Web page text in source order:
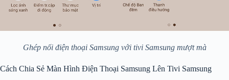
Ghép nối điện thoại Samsung với tivi Samsung mượt mà
Cách Chia Sẻ Màn Hình Điện Thoại Samsung Lên Tivi Samsung